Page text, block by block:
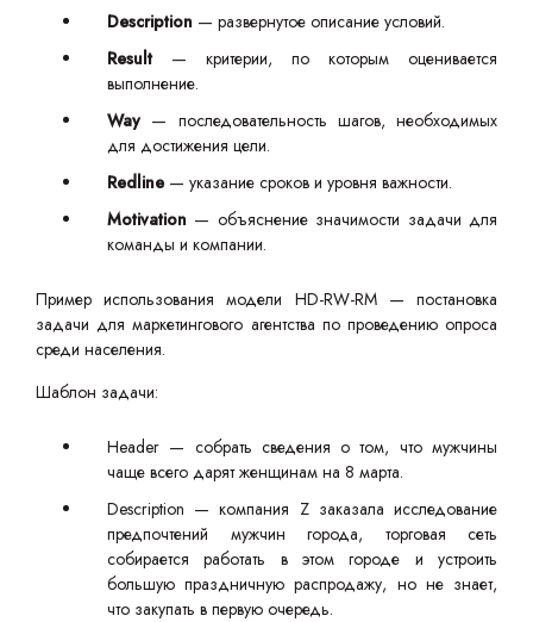
Description — развернутое описание условий.
Result— критерии, по которым оценивается
выполнение.
Way— последовательность шагов, необходимых
для достижения цели.
Redline — указание сроков и уровня важности.
Motivation — объяснение значимости задачи для
команды и компании.
Пример использования модели HD-RW-RM — постановка
задачи для маркетингового агентства по проведению опроса
среди населения.
Шаблон задачи:
Header — собрать сведения о том, что мужчины
чаще всего дарят женщинам на 8 марта.
Description — компания Z заказала исследование
предпочтений мужчин города, торговая сеть
собирается работать в этом городе и устроить
большую праздничную распродажу, но не знает,
что закупать в первую очередь.